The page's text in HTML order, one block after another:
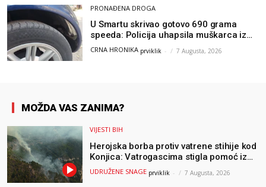
PRONAĐENA DROGA
U Smartu skrivao gotovo 690 grama
speeda: Policija uhapsila muškarca iz
Hercegovine
CRNA HRONIKA prviklik - 7 Augusta, 2026
MOŽDA VAS ZANIMA?
VIJESTI BIH
Herojska borba protiv vatrene stihije kod
Konjica: Vatrogascima stigla pomoć iz
Sarajeva, helikopteri i Air Tractori
UDRUŽENE SNAGE prviklik - 7 Augusta, 2026